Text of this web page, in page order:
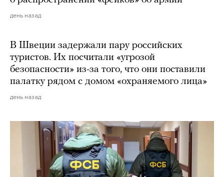
день назад
В Швеции задержали пару российских
туристов. Их посчитали «угрозой
безопасности» из-за того, что они поставили
палатку рядом с домом «охраняемого лица»
день назад